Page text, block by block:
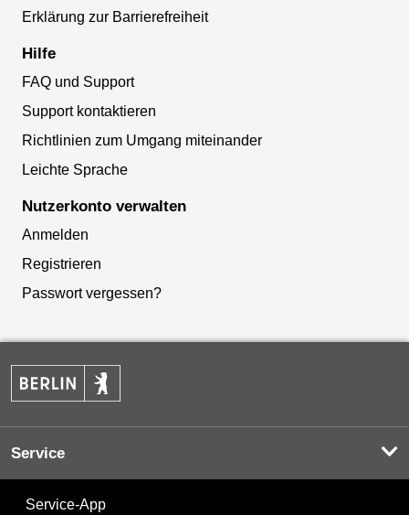
Erklärung zur Barrierefreiheit
Hilfe
FAQ und Support
Support kontaktieren
Richtlinien zum Umgang miteinander
Leichte Sprache
Nutzerkonto verwalten
Anmelden
Registrieren
Passwort vergessen?
Service
Service-App